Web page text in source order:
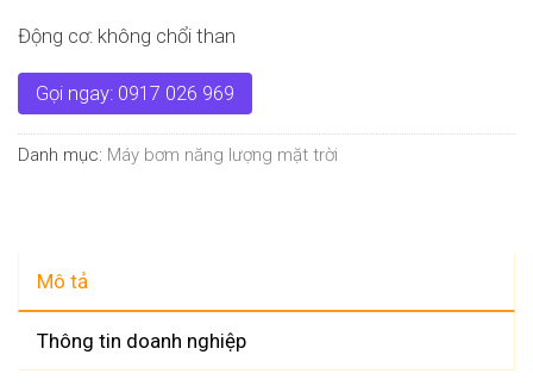
Động cơ: không chổi than
Gọi ngay: 0917 026 969
Danh mục: Máy bơm năng lượng mặt trời
Mô tả
Thông tin doanh nghiệp